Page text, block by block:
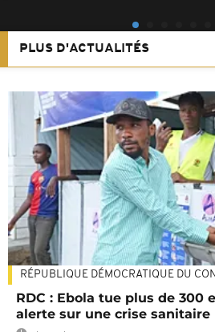
PLUS D'ACTUALITÉS
RÉPUBLIQUE DÉMOCRATIQUE DU
RDC : Ebola tue plus de 300
alerte sur une crise sanitaire